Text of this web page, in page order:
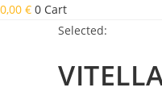
0,00 € 0 Cart
Selected: